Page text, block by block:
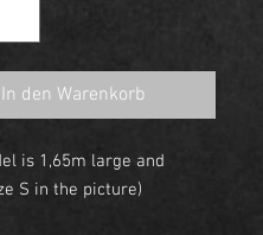
In den Warenkorb
is 1,65m large and
S in the picture)